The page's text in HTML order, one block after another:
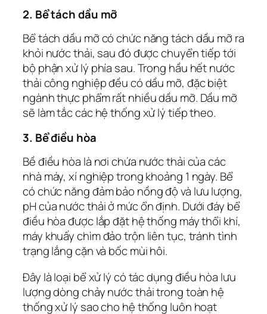
2. Bể tách dầu mỡ
Bể tách dầu mỡ có chức năng tách dầu mỡ ra
khỏi nước thải, sau đó được chuyển tiếp tới
bộ phận xử lý phía sau. Trong hầu hết nước
thải công nghiệp đều có dầu mỡ, đặc biệt
ngành thực phẩm rất nhiều dầu mỡ. Dầu mỡ
sẽ làm tắc các hệ thống xử lý tiếp theo.
3. Bể điều hòa
Bề điều hòa là nơi chứa nước thải của các
nhà máy, xí nghiệp trong khoảng 1 ngày. Bể
có chức năng đảm bảo nồng độ và lưu lượng,
pH của nước thải ở mức ổn định. Dưới đáy bể
điều hòa được lắp đặt hệ thống máy thổi khí,
máy khuấy chìm đảo trộn liên tục, tránh tình
trạng lắng cặn và bốc mùi hôi.
Đây là loại bể xử lý có tác dụng điều hòa lưu
lượng dòng chảy nước thải trong toàn hệ
thống xử lý sao cho hệ thống luôn hoạt